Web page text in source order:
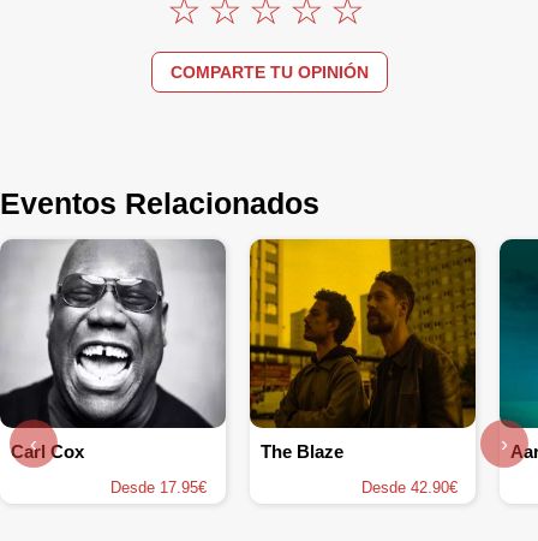
COMPARTE TU OPINIÓN
Eventos Relacionados
Carl Cox
Desde 17.95€
The Blaze
Desde 42.90€
‹ ›